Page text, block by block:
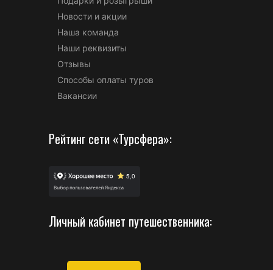
Новости и акции
Наша команда
Наши реквизиты
Отзывы
Способы оплаты туров
Вакансии
Рейтинг сети «Турсфера»:
Личный кабинет путешественника: